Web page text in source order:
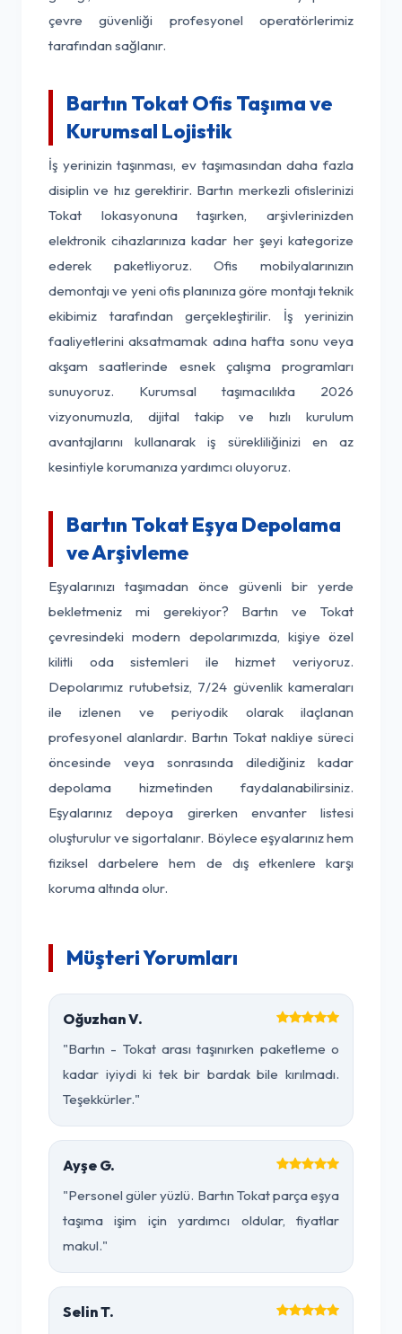
çevre güvenliği profesyonel operatörlerimiz
tarafından sağlanır.
Bartın Tokat Ofis Taşıma ve
Kurumsal Lojistik
İş yerinizin taşınması, ev taşımasından daha fazla
disiplin ve hız gerektirir. Bartın merkezli ofislerinizi
Tokat lokasyonuna taşırken, arşivlerinizden
elektronik cihazlarınıza kadar her şeyi kategorize
ederek paketliyoruz. Ofis mobilyalarınızın
demontajı ve yeni ofis planınıza göre montajı teknik
ekibimiz tarafından gerçekleştirilir. İş yerinizin
faaliyetlerini aksatmamak adına hafta sonu veya
akşam saatlerinde esnek çalışma programları
sunuyoruz. Kurumsal taşımacılıkta 2026
vizyonumuzla, dijital takip ve hızlı kurulum
avantajlarını kullanarak iş sürekliliğinizi en az
kesintiyle korumanıza yardımcı oluyoruz.
Bartın Tokat Eşya Depolama
ve Arşivleme
Eşyalarınızı taşımadan önce güvenli bir yerde
bekletmeniz mi gerekiyor? Bartın ve Tokat
çevresindeki modern depolarımızda, kişiye özel
kilitli oda sistemleri ile hizmet veriyoruz.
Depolarımız rutubetsiz, 7/24 güvenlik kameraları
ile izlenen ve periyodik olarak ilaçlanan
profesyonel alanlardır. Bartın Tokat nakliye süreci
öncesinde veya sonrasında dilediğiniz kadar
depolama hizmetinden faydalanabilirsiniz.
Eşyalarınız depoya girerken envanter listesi
oluşturulur ve sigortalanır. Böylece eşyalarınız hem
fiziksel darbelere hem de dış etkenlere karşı
koruma altında olur.
Müşteri Yorumları
Oğuzhan V.
"Bartın - Tokat arası taşınırken paketleme o
kadar iyiydi ki tek bir bardak bile kırılmadı.
Teşekkürler."
Ayşe G.
"Personel güler yüzlü. Bartın Tokat parça eşya
taşıma işim için yardımcı oldular, fiyatlar
makul."
Selin T.